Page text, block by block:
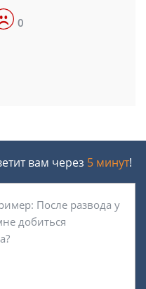
0
вам через 5 минут!